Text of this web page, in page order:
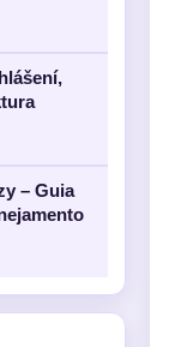
– Guia